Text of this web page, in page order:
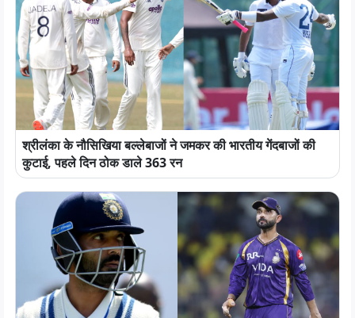
श्रीलंका के नौसिखिया बल्लेबाजों ने जमकर की भारतीय गेंदबाजों की
कुटाई, पहले दिन ठोक डाले 363 रन